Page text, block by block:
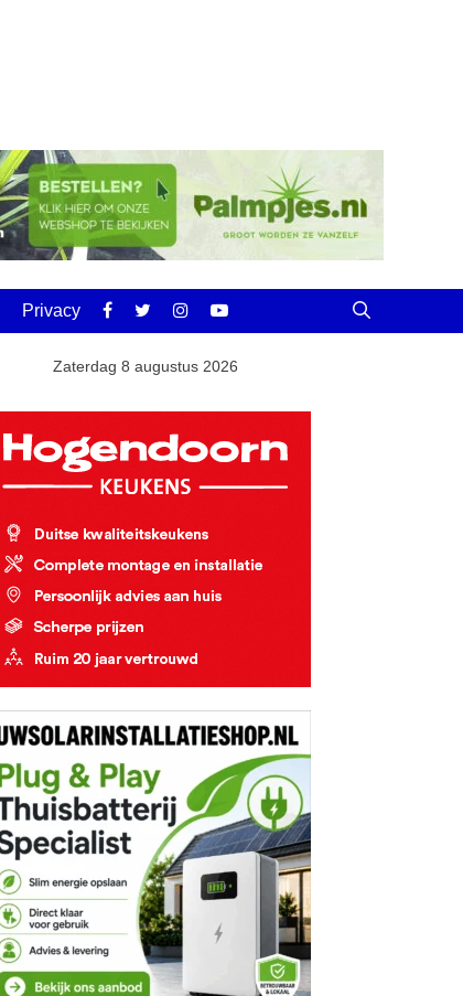
Privacy
Zaterdag 8 augustus 2026